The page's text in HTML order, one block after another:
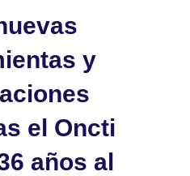
y
el Oncti
años al